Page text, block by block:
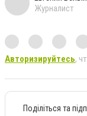
Журналист
Авторизируйтесь,
Поділіться та